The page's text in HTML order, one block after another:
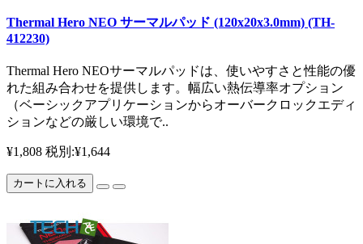
Thermal Hero NEO サーマルパッド (120x20x3.0mm) (TH-
412230)
Thermal Hero NEOサーマルパッドは、使いやすさと性能の優
れた組み合わせを提供します。幅広い熱伝導率オプション
（ベーシックアプリケーションからオーバークロックエディ
ションなどの厳しい環境で..
¥1,808 税別:¥1,644
カートに入れる